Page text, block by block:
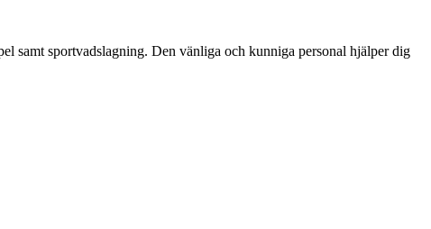
samt sportvadslagning. Den vänliga och kunniga personal hjälper dig